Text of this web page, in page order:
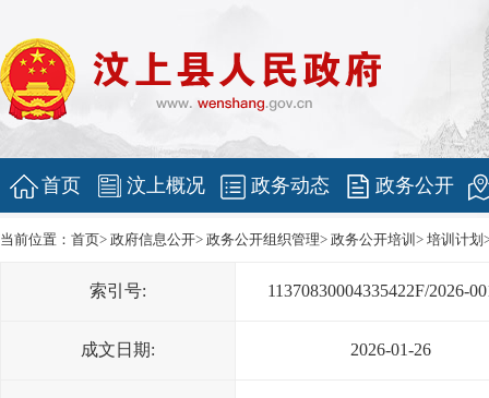
首页 汶上概况 政务动态 政务公开
当前位置： 首页> 政府信息公开> 政务公开组织管理> 政务公开培训 > 培训计划
索引号: 11370830004335422F/2026-
成文日期: 2026-01-26